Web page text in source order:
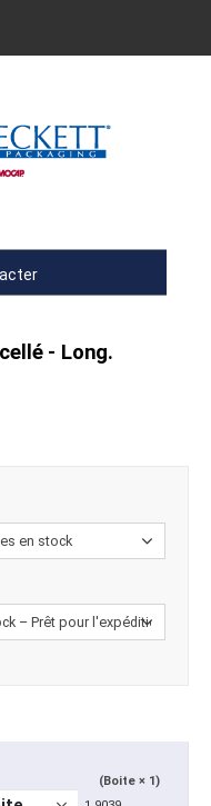
- Long.
(Boite × 1)